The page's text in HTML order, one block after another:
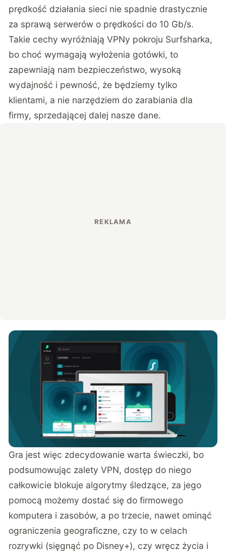
prędkość działania sieci nie spadnie drastycznie
za sprawą serwerów o prędkości do 10 Gb/s.
Takie cechy wyróżniają VPNy pokroju Surfsharka,
bo choć wymagają wyłożenia gotówki, to
zapewniają nam bezpieczeństwo, wysoką
wydajność i pewność, że będziemy tylko
klientami, a nie narzędziem do zarabiania dla
firmy, sprzedającej dalej nasze dane.
Gra jest więc zdecydowanie warta świeczki, bo
podsumowując zalety VPN, dostęp do niego
całkowicie blokuje algorytmy śledzące, za jego
pomocą możemy dostać się do firmowego
komputera i zasobów, a po trzecie, nawet ominąć
ograniczenia geograficzne, czy to w celach
rozrywki (sięgnąć po Disney+), czy wręcz życia i